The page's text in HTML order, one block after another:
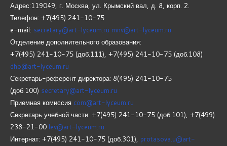
Адрес:119049, г. Москва, ул. Крымский вал, д. 8, корп. 2.
Телефон: +7(495) 241-10-75
e-mail: secretary@art-lyceum.ru mnv@art-lyceum.ru
Отделение дополнительного образования:
+7(495) 241-10-75 (доб.111), +7(495) 241-10-75 (доб.108)
dho@art-lyceum.ru
Секретарь-референт директора: 8(495) 241-10-75
(доб.100) secretary@art-lyceum.ru
Приемная комиссия com@art-lyceum.ru
Секретарь учебной части: +7(495) 241-10-75 (доб.101), +7(499)
238-21-00 lev@art-lyceum.ru
Интернат: +7(495) 241-10-75 (доб.301), protasova.u@art-